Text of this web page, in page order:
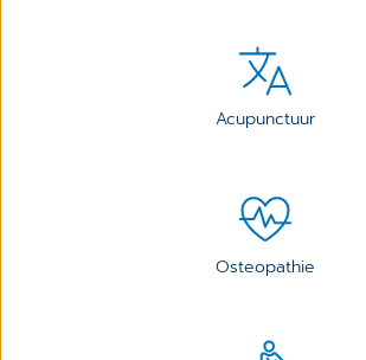
Acupunctuur
Osteopathie